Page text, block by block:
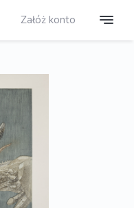
Załóż konto